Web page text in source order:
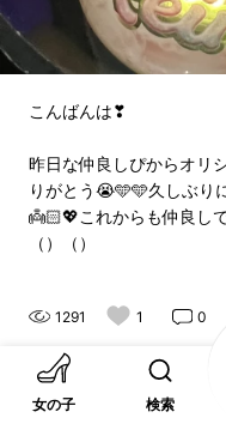
こんばんは❣
昨日な仲良しぴからオリ
りがとう😭🩵🩵久しぶり
👼🏻💖これからも仲良し
（）（）
1291 1 0
れいな
女の子 検索